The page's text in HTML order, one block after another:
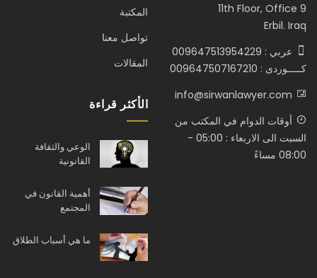
11th Floor, Office 9
Erbil. Iraq
عربي : 009647513954229
كـــــوردى : 009647507167210
info@sirwanlawyer.com
أوقات الدوام في المكتب من
السبت الى الاربعاء : 05:00 -
08:00 مساءً
المكتبة
تواصل معنا
المقالات
الأكثر قراءة
الوعي والثقافة
القانونية
أهمية القانون في
المجتمع
ما هي أسباب الطلاق